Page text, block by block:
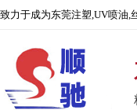
致力于成为东莞注塑,UV喷油,